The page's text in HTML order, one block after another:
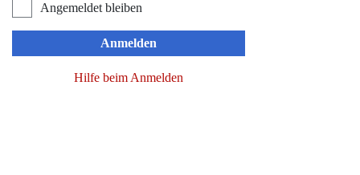
Angemeldet bleiben
Anmelden
Hilfe beim Anmelden